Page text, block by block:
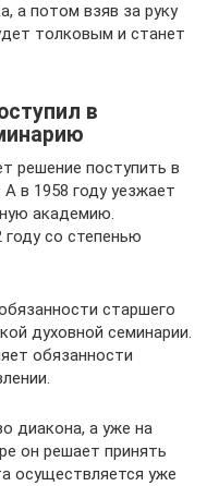
а потом взяв за руку
толковым и станет
в
решение поступить в
в 1958 году уезжает
академию.
со степенью
старшего
духовной семинарии.
обязанности
диакона, а уже на
он решает принять
осуществляется уже